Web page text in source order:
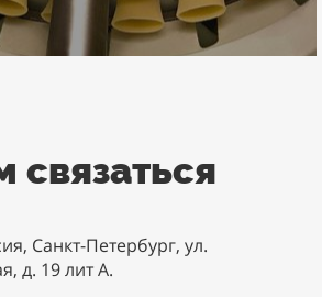
связаться
Санкт-Петербург, ул.
д. 19 лит А.